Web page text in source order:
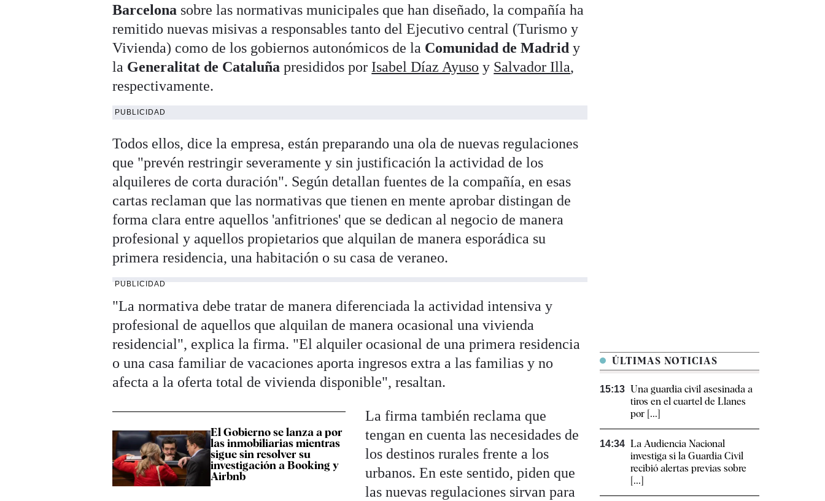
Barcelona sobre las normativas municipales que han diseñado, la compañía ha
remitido nuevas misivas a responsables tanto del Ejecutivo central (Turismo y
Vivienda) como de los gobiernos autonómicos de la Comunidad de Madrid y
la Generalitat de Cataluña presididos por Isabel Díaz Ayuso y Salvador Illa,
respectivamente.
PUBLICIDAD
Todos ellos, dice la empresa, están preparando una ola de nuevas regulaciones
que "prevén restringir severamente y sin justificación la actividad de los
alquileres de corta duración". Según detallan fuentes de la compañía, en esas
cartas reclaman que las normativas que tienen en mente aprobar distingan de
forma clara entre aquellos 'anfitriones' que se dedican al negocio de manera
profesional y aquellos propietarios que alquilan de manera esporádica su
primera residencia, una habitación o su casa de veraneo.
PUBLICIDAD
"La normativa debe tratar de manera diferenciada la actividad intensiva y
profesional de aquellos que alquilan de manera ocasional una vivienda
residencial", explica la firma. "El alquiler ocasional de una primera residencia
o una casa familiar de vacaciones aporta ingresos extra a las familias y no
afecta a la oferta total de vivienda disponible", resaltan.
El Gobierno se lanza a por
las inmobiliarias mientras
sigue sin resolver su
investigación a Booking y
Airbnb
La firma también reclama que
tengan en cuenta las necesidades de
los destinos rurales frente a los
urbanos. En este sentido, piden que
las nuevas regulaciones sirvan para
ÚLTIMAS NOTICIAS
15:13 Una guardia civil asesinada a
tiros en el cuartel de Llanes
por [...]
14:34 La Audiencia Nacional
investiga si la Guardia Civil
recibió alertas previas sobre
[...]